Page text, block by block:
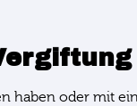
haben oder mit